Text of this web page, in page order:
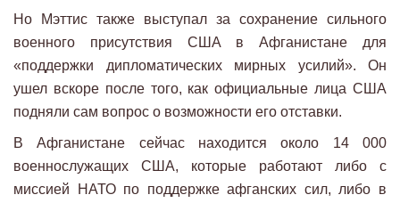
Но Мэттис также выступал за сохранение сильного
военного присутствия США в Афганистане для
«поддержки дипломатических мирных усилий». Он
ушел вскоре после того, как официальные лица США
подняли сам вопрос о возможности его отставки.
В Афганистане сейчас находится около 14 000
военнослужащих США, которые работают либо с
миссией НАТО по поддержке афганских сил, либо в